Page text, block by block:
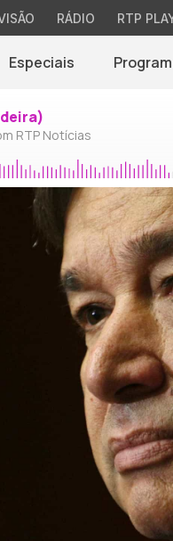
RÁDIO RTP
Especiais
RTP Notícias